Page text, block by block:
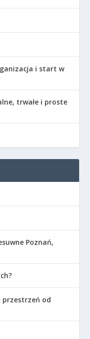
i start w
trwałe i proste
Poznań,
przestrzeń od